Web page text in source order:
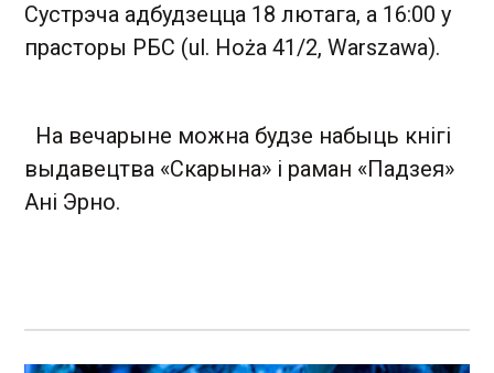
Сустрэча адбудзецца 18 лютага, а 16:00 у
прасторы РБС (ul. Hoża 41/2, Warszawa).
На вечарыне можна будзе набыць кнігі
выдавецтва «Скарына» і раман «Падзея»
Ані Эрно.